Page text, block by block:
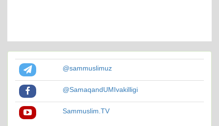
@sammuslimuz
@SamaqandUMIvakilligi
Sammuslim.TV